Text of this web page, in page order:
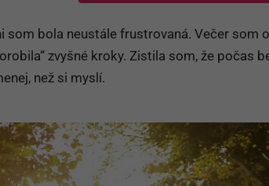
som bola neustále frustrovaná. Večer som
zvyšné kroky. Zistila som, že počas
než si myslí.